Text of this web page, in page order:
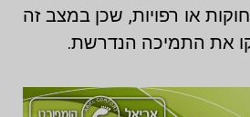
או רפויות, שכן במצב זה
את התמיכה הנדרשת.